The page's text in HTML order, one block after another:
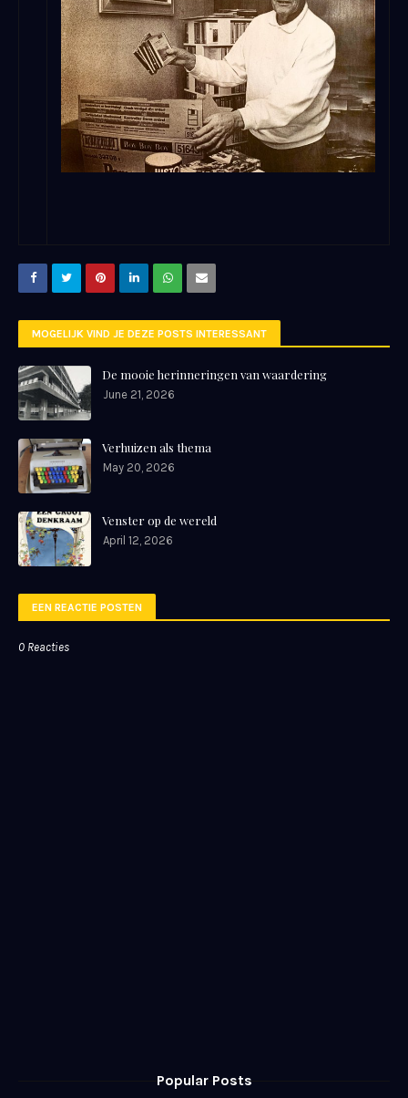
MOGELIJK VIND JE DEZE POSTS INTERESSANT
De mooie herinneringen van waardering
June 21, 2026
Verhuizen als thema
May 20, 2026
Venster op de wereld
April 12, 2026
EEN REACTIE POSTEN
0 Reacties
Popular Posts